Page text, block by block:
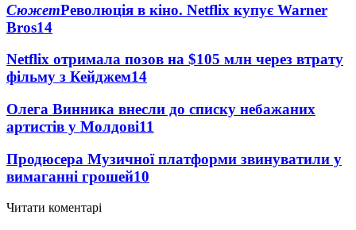
СюжетРеволюція в кіно. Netflix купує Warner
Bros14
Netflix отримала позов на $105 млн через втрату
фільму з Кейджем14
Олега Винника внесли до списку небажаних
артистів у Молдові11
Продюсера Музичної платформи звинуватили у
вимаганні грошей10
Читати коментарі